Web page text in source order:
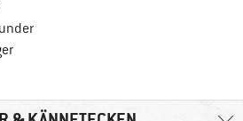
garanti - hitta all information här!